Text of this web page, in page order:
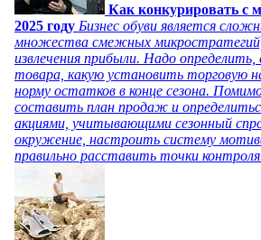
Как конкурировать с
2025 году Бизнес обуви является
множества смежных микростратегий,
извлечения прибыли. Надо определить,
товара, какую установить торговую
норму остатков в конце сезона.
составить план продаж и
акциями, учитывающими сезонный
окружение, настроить систему
правильно расставить точки